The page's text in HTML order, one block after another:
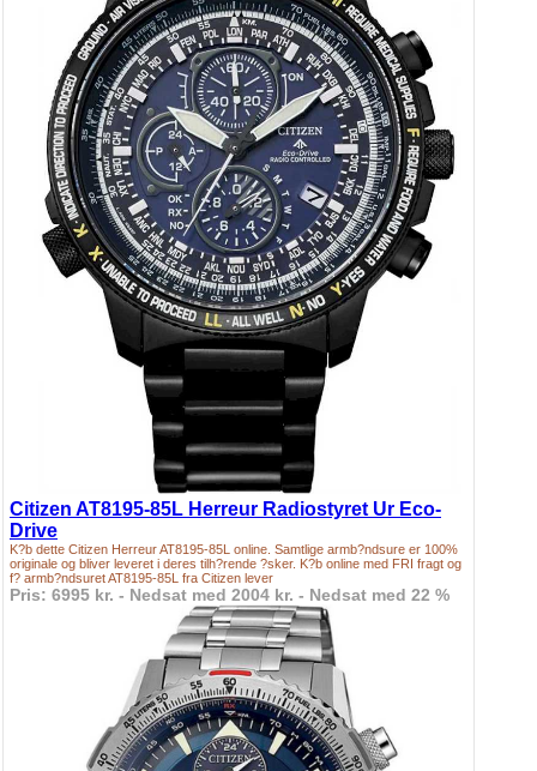
Citizen AT8195-85L Herreur Radiostyret Ur Eco-
Drive
K?b dette Citizen Herreur AT8195-85L online. Samtlige armb?ndsure er 100%
originale og bliver leveret i deres tilh?rende ?sker. K?b online med FRI fragt og
f? armb?ndsuret AT8195-85L fra Citizen lever
Pris: 6995 kr. - Nedsat med 2004 kr. - Nedsat med 22 %